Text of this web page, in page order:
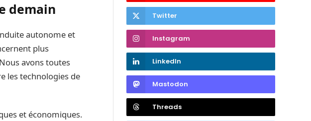
demain
autonome et
plus
avons toutes
les technologies de
et économiques.
Twitter
Instagram
LinkedIn
Mastodon
Threads